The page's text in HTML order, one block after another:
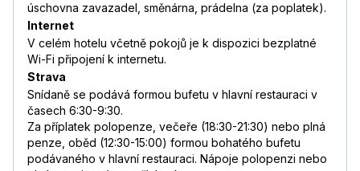
úschovna zavazadel, směnárna, prádelna (za poplatek).
Internet
V celém hotelu včetně pokojů je k dispozici bezplatné
Wi-Fi připojení k internetu.
Strava
Snídaně se podává formou bufetu v hlavní restauraci v
časech 6:30-9:30.
Za příplatek polopenze, večeře (18:30-21:30) nebo plná
penze, oběd (12:30-15:00) formou bohatého bufetu
podávaného v hlavní restauraci. Nápoje polopenzi nebo